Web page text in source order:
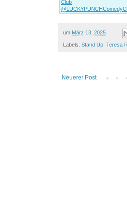
Club
um März 13, 2025
Labels: Stand Up Teresa
Neuerer Post